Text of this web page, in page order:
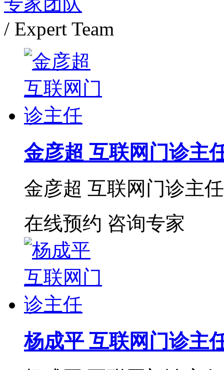
/ Expert Team
金彦超 互联网门诊主
金彦超 互联网门诊主
在线预约 咨询专家
杨成平 互联网门诊主